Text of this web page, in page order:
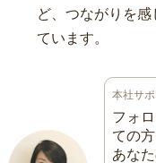
ど、つながりを
ています。
本社サ
フォ
ての
あな